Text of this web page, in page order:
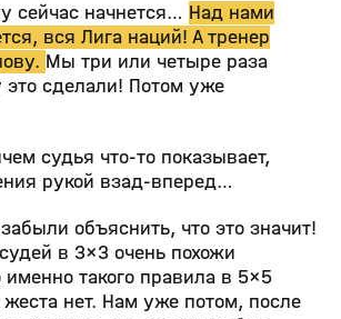
сейчас начнется… Над нами
вся Лига наций! А тренер
Мы три или четыре раза
это сделали! Потом уже
судья что-то показывает,
рукой взад-вперед…
объяснить, что это значит!
в 3×3 очень похожи
такого правила в 5×5
нет. Нам уже потом, после